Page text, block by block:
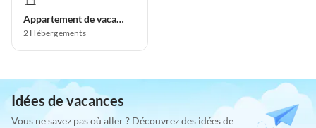
Appartement de vacances
2 Hébergements
Idées de vacances
Vous ne savez pas où aller ? Découvrez des idées de